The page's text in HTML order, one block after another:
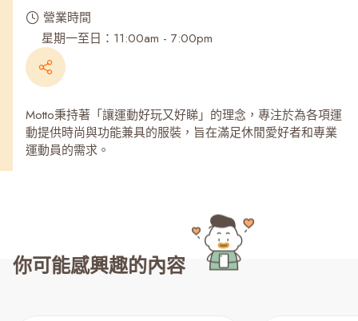
營業時間
星期一至日：11:00am - 7:00pm
Motto秉持著「讓運動好玩又好睇」的理念，專注於為各項運
動提供時尚與功能兼具的服裝，旨在滿足休閒愛好者和專業
運動員的需求。
你可能感興趣的內容